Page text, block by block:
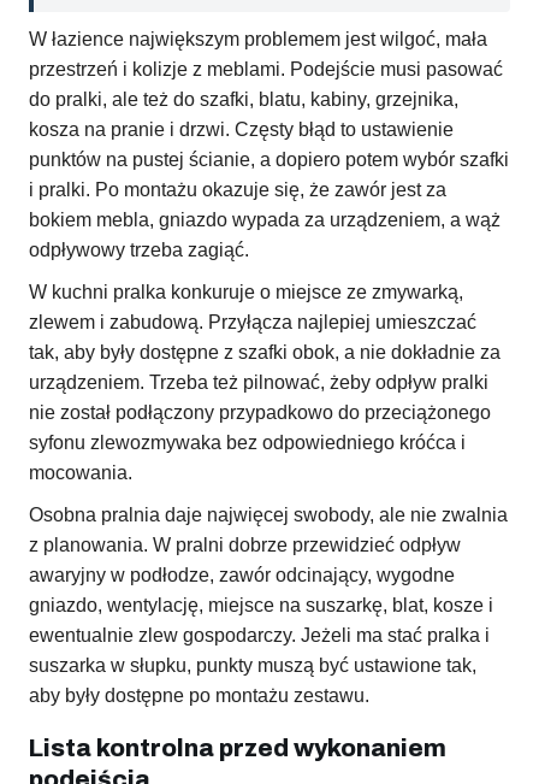
W łazience największym problemem jest wilgoć, mała
przestrzeń i kolizje z meblami. Podejście musi pasować
do pralki, ale też do szafki, blatu, kabiny, grzejnika,
kosza na pranie i drzwi. Częsty błąd to ustawienie
punktów na pustej ścianie, a dopiero potem wybór szafki
i pralki. Po montażu okazuje się, że zawór jest za
bokiem mebla, gniazdo wypada za urządzeniem, a wąż
odpływowy trzeba zagiąć.
W kuchni pralka konkuruje o miejsce ze zmywarką,
zlewem i zabudową. Przyłącza najlepiej umieszczać
tak, aby były dostępne z szafki obok, a nie dokładnie za
urządzeniem. Trzeba też pilnować, żeby odpływ pralki
nie został podłączony przypadkowo do przeciążonego
syfonu zlewozmywaka bez odpowiedniego króćca i
mocowania.
Osobna pralnia daje najwięcej swobody, ale nie zwalnia
z planowania. W pralni dobrze przewidzieć odpływ
awaryjny w podłodze, zawór odcinający, wygodne
gniazdo, wentylację, miejsce na suszarkę, blat, kosze i
ewentualnie zlew gospodarczy. Jeżeli ma stać pralka i
suszarka w słupku, punkty muszą być ustawione tak,
aby były dostępne po montażu zestawu.
Lista kontrolna przed wykonaniem